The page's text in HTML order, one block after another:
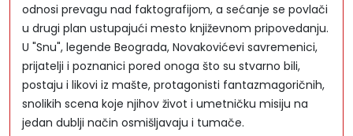
odnosi prevagu nad faktografijom, a sećanje se povlači
u drugi plan ustupajući mesto književnom pripovedanju.
U "Snu", legende Beograda, Novakovićevi savremenici,
prijatelji i poznanici pored onoga što su stvarno bili,
postaju i likovi iz mašte, protagonisti fantazmagoričnih,
snolikih scena koje njihov život i umetničku misiju na
jedan dublji način osmišljavaju i tumače.